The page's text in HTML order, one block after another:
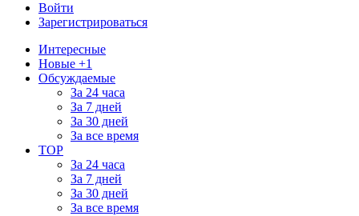
Войти
Зарегистрироваться
Интересные
Новые +1
Обсуждаемые
За 24 часа
За 7 дней
За 30 дней
За все время
TOP
За 24 часа
За 7 дней
За 30 дней
За все время